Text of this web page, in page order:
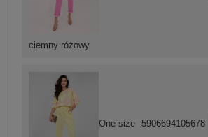
One size 5906694105678
ciemny różowy